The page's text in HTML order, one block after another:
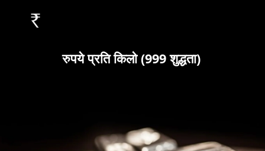
रुपये प्रति किलो (999 शुद्धता)